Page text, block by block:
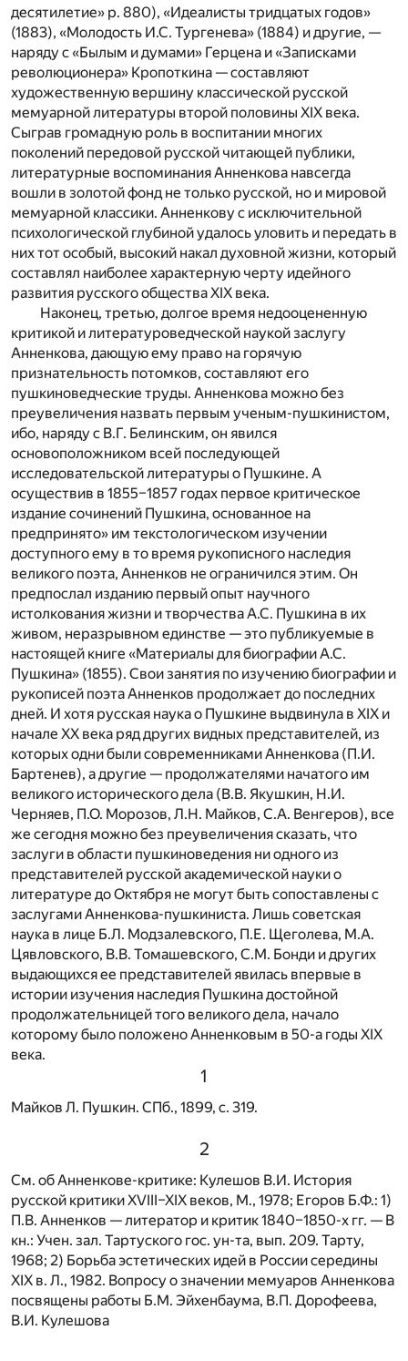
десятилетие» р. 880), «Идеалисты тридцатых годов»
(1883), «Молодость И.С. Тургенева» (1884) и другие, —
наряду с «Былым и думами» Герцена и «Записками
революционера» Кропоткина — составляют
художественную вершину классической русской
мемуарной литературы второй половины XIX века.
Сыграв громадную роль в воспитании многих
поколений передовой русской читающей публики,
литературные воспоминания Анненкова навсегда
вошли в золотой фонд не только русской, но и мировой
мемуарной классики. Анненкову с исключительной
психологической глубиной удалось уловить и передать в
них тот особый, высокий накал духовной жизни, который
составлял наиболее характерную черту идейного
развития русского общества XIX века.
Наконец, третью, долгое время недооцененную
критикой и литературоведческой наукой заслугу
Анненкова, дающую ему право на горячую
признательность потомков, составляют его
пушкиноведческие труды. Анненкова можно без
преувеличения назвать первым ученым-пушкинистом,
ибо, наряду с В.Г. Белинским, он явился
основоположником всей последующей
исследовательской литературы о Пушкине. А
осуществив в 1855–1857 годах первое критическое
издание сочинений Пушкина, основанное на
предпринято» им текстологическом изучении
доступного ему в то время рукописного наследия
великого поэта, Анненков не ограничился этим. Он
предпослал изданию первый опыт научного
истолкования жизни и творчества А.С. Пушкина в их
живом, неразрывном единстве — это публикуемые в
настоящей книге «Материалы для биографии А.С.
Пушкина» (1855). Свои занятия по изучению биографии и
рукописей поэта Анненков продолжает до последних
дней. И хотя русская наука о Пушкине выдвинула в XIX и
начале XX века ряд других видных представителей, из
которых одни были современниками Анненкова (П.И.
Бартенев), а другие — продолжателями начатого им
великого исторического дела (В.В. Якушкин, Н.И.
Черняев, П.О. Морозов, Л.Н. Майков, С.А. Венгеров), все
же сегодня можно без преувеличения сказать, что
заслуги в области пушкиноведения ни одного из
представителей русской академической науки о
литературе до Октября не могут быть сопоставлены с
заслугами Анненкова-пушкиниста. Лишь советская
наука в лице Б.Л. Модзалевского, П.Е. Щеголева, М.А.
Цявловского, В.В. Томашевского, С.М. Бонди и других
выдающихся ее представителей явилась впервые в
истории изучения наследия Пушкина достойной
продолжательницей того великого дела, начало
которому было положено Анненковым в 50-а годы XIX
века.
1
Майков Л. Пушкин. СПб., 1899, с. 319.
2
См. об Анненкове-критике: Кулешов В.И. История
русской критики XVIII–XIX веков, М., 1978; Егоров Б.Ф.: 1)
П.В. Анненков — литератор и критик 1840–1850-х гг. — В
кн.: Учен. зал. Тартуского гос. ун-та, вып. 209. Тарту,
1968; 2) Борьба эстетических идей в России середины
XIX в. Л., 1982. Вопросу о значении мемуаров Анненкова
посвящены работы Б.М. Эйхенбаума, В.П. Дорофеева,
В.И. Кулешова